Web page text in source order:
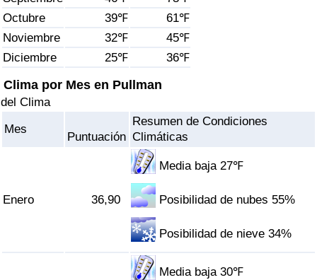
Octubre
39℉
61℉
Noviembre
32℉
45℉
Diciembre
25℉ 36℉
Clima por Mes en Pullman
del Clima
Mes
Puntuación
Resumen de Condiciones
Climáticas
Enero 36,90
Media baja 27℉
Posibilidad de nubes 55%
Posibilidad de nieve 34%
Media baja 30℉
Índice de criminalidad por país
Sanidad
Índice de Sanidad (Actual)
Índice de Sanidad por País
Índice de Contaminación (Actual)
Índice de contaminación